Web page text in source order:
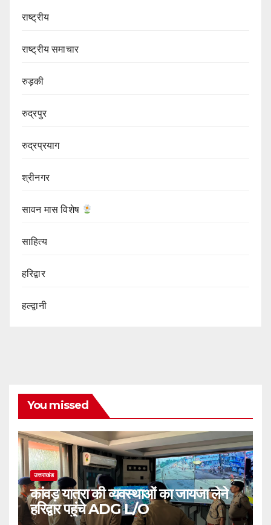
राष्ट्रीय
राष्ट्रीय समाचार
रुड़की
रुद्रपुर
रुद्रप्रयाग
श्रीनगर
सावन मास विशेष
साहित्य
हरिद्वार
हल्द्वानी
You missed
उत्तराखंड
कांवड़ यात्रा की व्यवस्थाओं का जायजा लेने
हरिद्वार पहुंचे ADG L/O